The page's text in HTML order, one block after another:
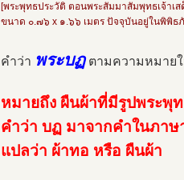
[พระพุทธประวัติ ตอนพระสัมมาสัมพุทธเจ้า
ขนาด ๐.๗๖ x ๑.๖๖ เมตร ปัจจุบันอยู่ในพิพิ
คำว่า พระบฏตามความหมาย
หมายถึง ผืนผ้าที่มีรูปพระพุ
คำว่า บฏ มาจากคำในภา
แปลว่า ผ้าทอ หรือ ผืนผ้า